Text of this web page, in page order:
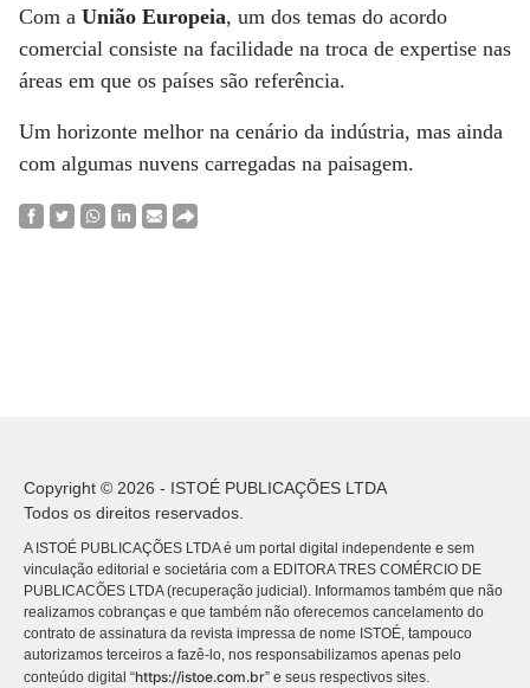
Com a União Europeia, um dos temas do acordo
comercial consiste na facilidade na troca de expertise nas
áreas em que os países são referência.
Um horizonte melhor na cenário da indústria, mas ainda
com algumas nuvens carregadas na paisagem.
Copyright © 2026 - ISTOÉ PUBLICAÇÕES LTDA
Todos os direitos reservados.
A ISTOÉ PUBLICAÇÕES LTDA é um portal digital independente e sem
vinculação editorial e societária com a EDITORA TRES COMÉRCIO DE
PUBLICACÕES LTDA (recuperação judicial). Informamos também que não
realizamos cobranças e que também não oferecemos cancelamento do
contrato de assinatura da revista impressa de nome ISTOÉ, tampouco
autorizamos terceiros a fazê-lo, nos responsabilizamos apenas pelo
conteúdo digital “https://istoe.com.br” e seus respectivos sites.